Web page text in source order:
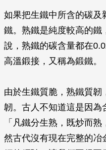
如果把生鐵中所含的碳及
鐵。熟鐵是純度較高的鐵
說，熟鐵的碳含量都在
高溫鍛接，又稱為鍛鐵。
由於生鐵質脆，熟鐵質韌
韌。古人不知道這是因為
「凡鐵分生熟，既炒而
然古代沒有現在完整的冶